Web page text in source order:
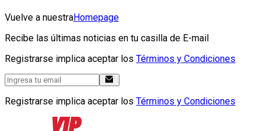
Vuelve a nuestraHomepage
Recibe las últimas noticias en tu casilla de E-mail
Registrarse implica aceptar los Términos y Condiciones
Registrarse implica aceptar los Términos y Condiciones